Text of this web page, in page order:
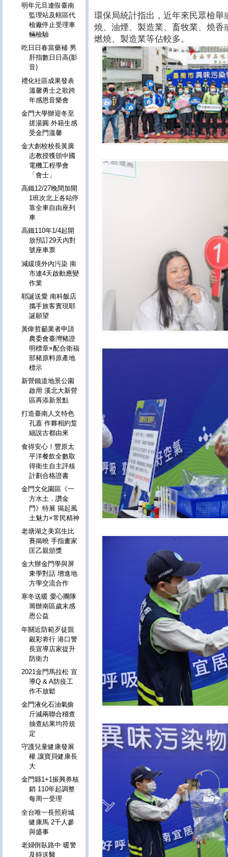
環保局統計指出，近年來民眾檢
燒、油煙、製造業、畜牧業、燒
燃燒、製造業等佔較多。
明年元旦連假臺南
監理站及轄區代
檢廠停止受理車
輛檢驗
吃日日春當藥補 男
肝指數日日高(影
音)
禮化社區成果發表
溫馨勇士之歌跨
年感恩音樂會
金門大學辦迎冬至
搓湯圓 外籍生感
受金門溫馨
金大創校校長黃廣
志教授獲頒中國
電機工程學會
「會士」
高鐵12/27晚間加開
1班次北上各站停
靠全車自由座列
車
高鐵110年1/4起開
放預訂29天內對
號座車票
減緩境外內污染 南
市連4天啟動應變
作業
耶誕送愛 南科飯店
攜手旅客實現耶
誕願望
黃偉哲籲業者申請
農委會臺灣豬證
明標章×配合衛福
部豬原料原產地
標示
新營鐵道地景公園
啟用 溪北大新營
區再添新景點
打造臺南人文特色
孔蓋 作夥相約踅
細說古都由來
食得安心！豐原太
平洋餐飲全數取
得衛生自主評核
計劃合格證書
金門文化園區《一
方水土．讚金
門》特展 揭起風
土魅力×常民精神
老塘湖之美寫生比
賽揭曉 手指畫家
匡乙親頒獎
金大辦金門學與屏
東學對話 增進地
方學交流合作
寒冬送暖 愛心團隊
籌辦南區歲末感
恩公益
年關近防範歹徒覬
覦彩劵行 港口警
長宣導店家提升
防衛力
2021金門馬拉松 宣
導Q & A防疫工
作不放鬆
金門液化石油氣偷
斤減兩聯合稽查
抽查結果均符規
定
守護兒童健康發展
權 讓寶貝健康長
大
金門縣1+1振興券核
銷 110年起調整
每周一受理
全台唯一長照府城
健康馬 2千人參
與盛事
老婦倒臥路中 暖警
及時送醫